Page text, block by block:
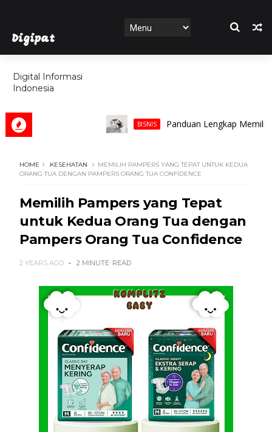
Digipat
Digital Informasi
Indonesia
FEATURES
BISNIS Panduan Lengkap Memilih
HOME KESEHATAN
MEMILIH PAMPERS YANG TEPAT UNTUK KEDUA
ORANG TUA DENGAN PAMPERS ORANG TUA CONFIDENCE
Memilih Pampers yang Tepat
untuk Kedua Orang Tua dengan
Pampers Orang Tua Confidence
2 YEARS AGO 2 MINUTE READ